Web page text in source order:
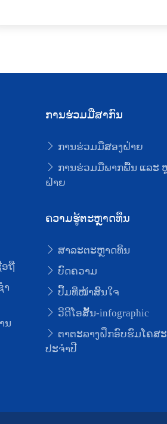
ຖື
າ
ນ
ການຮ່ວມມືສາກົນ
ການຮ່ວມມືສອງຝ່າຍ
ການຮ່ວມມືພາກພື້ນ ແລະ
ຝ່າຍ
ຄວາມຮູ້ຕະຫຼາດທຶນ
ສາລະຕະຫຼາດທຶນ
ບົດຄວາມ
ປຶ້ມທີ່ໜ້າສົນໃຈ
ວີດີໂອສັ້ນ-infographic
ຕາຕະລາງຝຶກອົບຮົມໂຄສ
ປະຈຳປີ